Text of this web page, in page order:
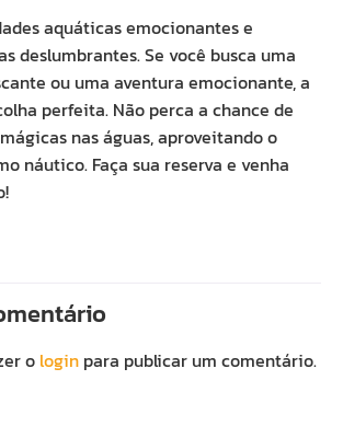
aquáticas emocionantes e
deslumbrantes. Se você busca uma
ou uma aventura emocionante, a
perfeita. Não perca a chance de
nas águas, aproveitando o
náutico. Faça sua reserva e venha
o login para publicar um comentário.